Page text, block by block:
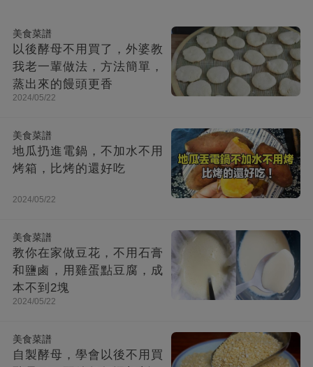
美食菜譜
以後酵母不用買了，外婆教
我老一輩做法，方法簡單，
蒸出來的饅頭更香
2024/05/22
美食菜譜
地瓜扔進電鍋，不加水不用
烤箱，比烤的還好吃
2024/05/22
美食菜譜
教你在家做豆花，不用石膏
和鹽鹵，用雞蛋點豆腐，成
本不到2塊
2024/05/22
美食菜譜
自製酵母，學會以後不用買